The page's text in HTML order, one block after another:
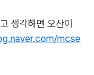
생각하면 오산이
mcse